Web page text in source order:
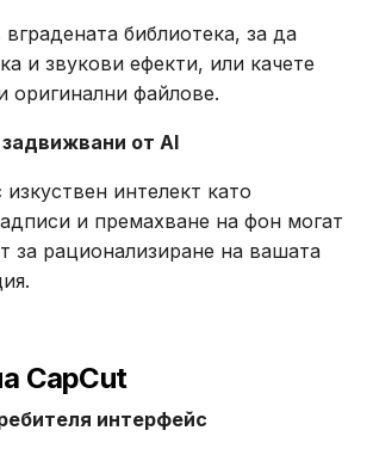
библиотека, за да
и звукови ефекти, или качете
оригинални файлове.
от AI
интелект като
и премахване на фон могат
за рационализиране на вашата
CapCut
интерфейс